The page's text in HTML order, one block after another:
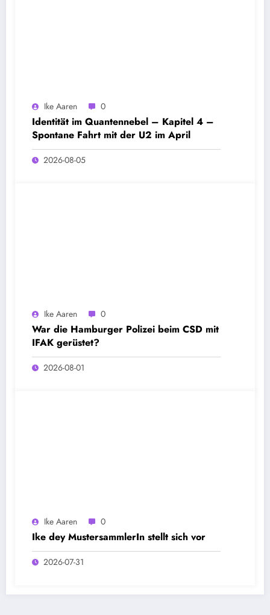
Ike Aaren 0
Identität im Quantennebel – Kapitel 4 –
Spontane Fahrt mit der U2 im April
2026-08-05
Ike Aaren 0
War die Hamburger Polizei beim CSD mit
IFAK gerüstet?
2026-08-01
Ike Aaren 0
Ike dey MustersammlerIn stellt sich vor
2026-07-31